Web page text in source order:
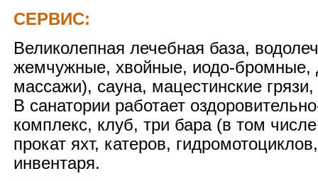
СЕРВИС:
Великолепная лечебная база,
жемчужные, хвойные, иодо-бромные,
массажи), сауна, мацестинские грязи,
В санатории работает
комплекс, клуб, три бара (в том
прокат яхт, катеров,
инвентаря.